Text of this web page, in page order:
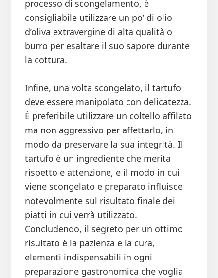
processo di scongelamento, è
consigliabile utilizzare un po’ di olio
d’oliva extravergine di alta qualità o
burro per esaltare il suo sapore durante
la cottura.
Infine, una volta scongelato, il tartufo
deve essere manipolato con delicatezza.
È preferibile utilizzare un coltello affilato
ma non aggressivo per affettarlo, in
modo da preservare la sua integrità. Il
tartufo è un ingrediente che merita
rispetto e attenzione, e il modo in cui
viene scongelato e preparato influisce
notevolmente sul risultato finale dei
piatti in cui verrà utilizzato.
Concludendo, il segreto per un ottimo
risultato è la pazienza e la cura,
elementi indispensabili in ogni
preparazione gastronomica che voglia